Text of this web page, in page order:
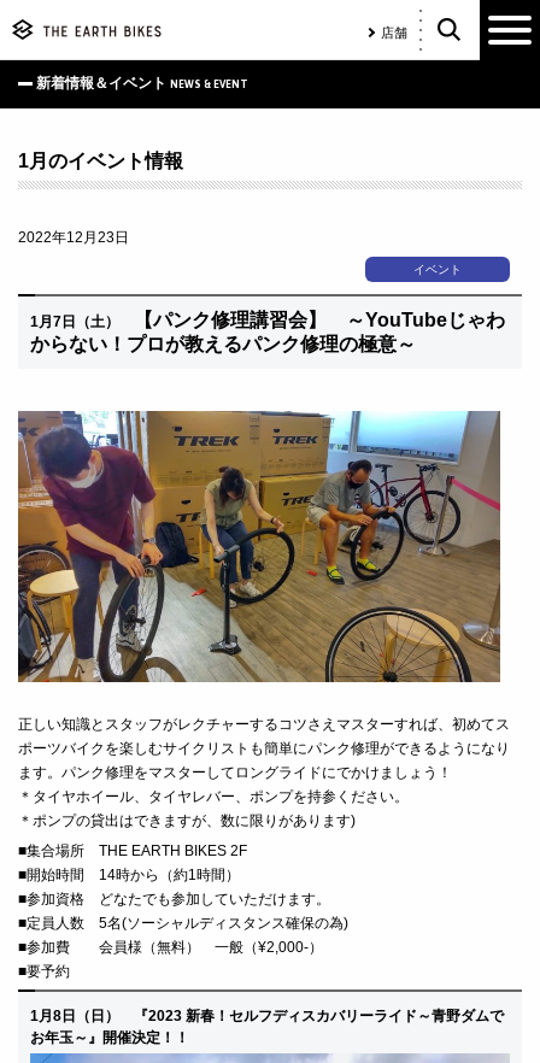
店舗
新着情報＆イベント NEWS & EVENT
1月のイベント情報
2022年12月23日
イベント
1月7日（土） 【パンク修理講習会】 ～YouTubeじゃわ
からない！プロが教えるパンク修理の極意～
正しい知識とスタッフがレクチャーするコツさえマスターすれば、初めてス
ポーツバイクを楽しむサイクリストも簡単にパンク修理ができるようになり
ます。パンク修理をマスターしてロングライドにでかけましょう！
＊タイヤホイール、タイヤレバー、ポンプを持参ください。
＊ポンプの貸出はできますが、数に限りがあります)
■集合場所 THE EARTH BIKES 2F
■開始時間 14時から（約1時間）
■参加資格 どなたでも参加していただけます。
■定員人数 5名(ソーシャルディスタンス確保の為)
■参加費 会員様（無料） 一般（¥2,000-）
■要予約
1月8日（日） 『2023 新春！セルフディスカバリーライド～青野ダムで
お年玉～』開催決定！！